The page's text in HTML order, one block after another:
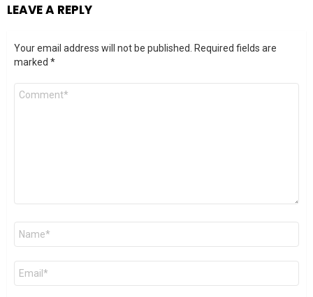
LEAVE A REPLY
Your email address will not be published.
Required fields are
marked *
Comment
Name
Email